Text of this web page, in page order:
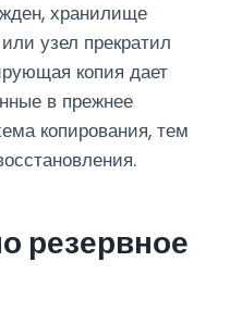
хранилище
узел прекратил
копия дает
в прежнее
копирования, тем
резервное